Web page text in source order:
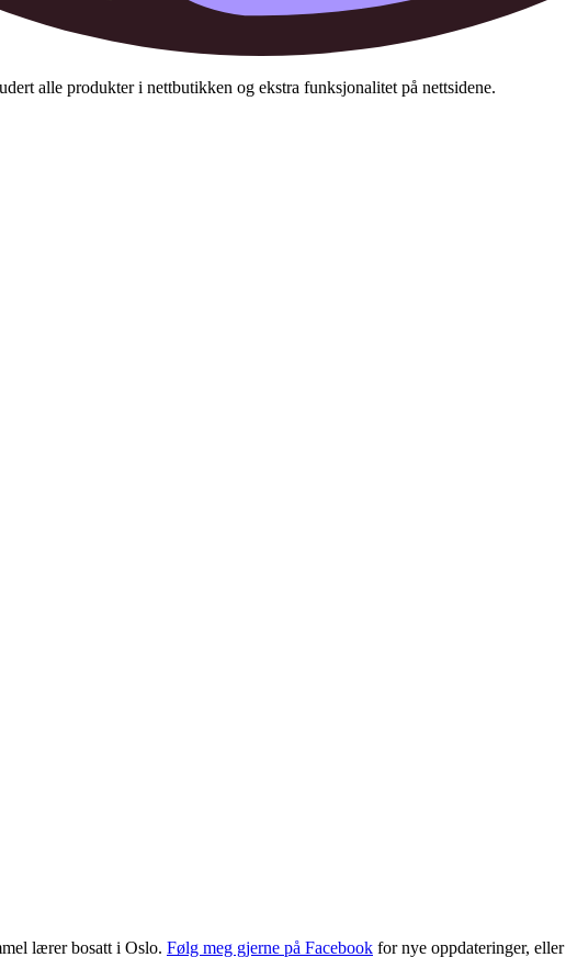
alle produkter i nettbutikken og ekstra funksjonalitet på nettsidene.
lærer bosatt i Oslo. Følg meg gjerne på Facebook for nye oppdateringer, eller